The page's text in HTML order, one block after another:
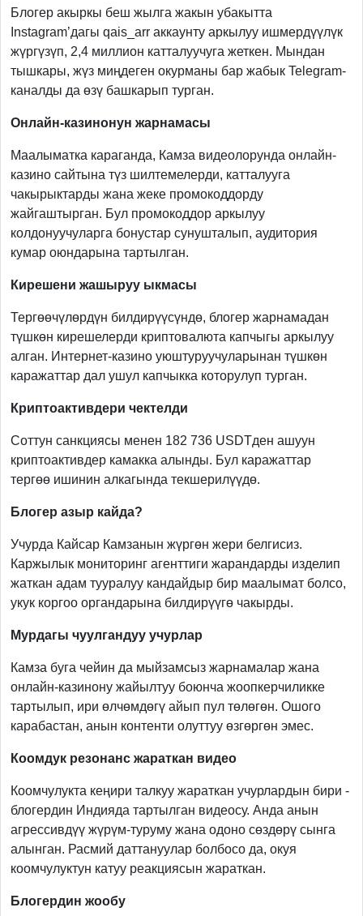
Блогер акыркы беш жылга жакын убакытта
Instagram’дагы qais_arr аккаунту аркылуу ишмердүүлүк
жүргүзүп, 2,4 миллион катталуучуга жеткен. Мындан
тышкары, жүз миңдеген окурманы бар жабык Telegram-
каналды да өзү башкарып турган.
Онлайн-казинонун жарнамасы
Маалыматка караганда, Камза видеолорунда онлайн-
казино сайтына түз шилтемелерди, катталууга
чакырыктарды жана жеке промокоддорду
жайгаштырган. Бул промокоддор аркылуу
колдонуучуларга бонустар сунушталып, аудитория
кумар оюндарына тартылган.
Кирешени жашыруу ыкмасы
Тергөөчүлөрдүн билдирүүсүндө, блогер жарнамадан
түшкөн кирешелерди криптовалюта капчыгы аркылуу
алган. Интернет-казино уюштуруучуларынан түшкөн
каражаттар дал ушул капчыкка которулуп турган.
Криптоактивдери чектелди
Соттун санкциясы менен 182 736 USDTден ашуун
криптоактивдер камакка алынды. Бул каражаттар
тергөө ишинин алкагында текшерилүүдө.
Блогер азыр кайда?
Учурда Кайсар Камзанын жүргөн жери белгисиз.
Каржылык мониторинг агенттиги жарандарды изделип
жаткан адам тууралуу кандайдыр бир маалымат болсо,
укук коргоо органдарына билдирүүгө чакырды.
Мурдагы чуулгандуу учурлар
Камза буга чейин да мыйзамсыз жарнамалар жана
онлайн-казинону жайылтуу боюнча жоопкерчиликке
тартылып, ири өлчөмдөгү айып пул төлөгөн. Ошого
карабастан, анын контенти олуттуу өзгөргөн эмес.
Коомдук резонанс жараткан видео
Коомчулукта кеңири талкуу жараткан учурлардын бири -
блогердин Индияда тартылган видеосу. Анда анын
агрессивдүү жүрүм-туруму жана одоно сөздөрү сынга
алынган. Расмий даттануулар болбосо да, окуя
коомчулуктун катуу реакциясын жараткан.
Блогердин жообу